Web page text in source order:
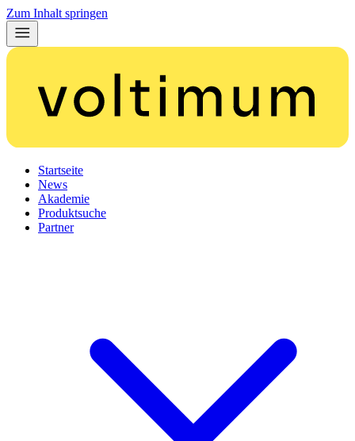
Zum Inhalt springen
Startseite
News
Akademie
Produktsuche
Partner